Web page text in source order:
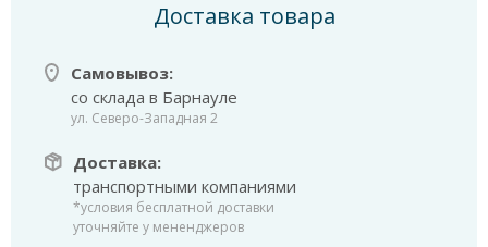
Доставка товара
Самовывоз:
со склада в Барнауле
ул. Северо-Западная 2
Доставка:
транспортными компаниями
*условия бесплатной доставки
уточняйте у мененджеров